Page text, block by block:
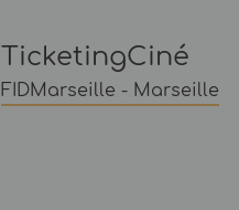
TicketingCiné
FIDMarseille - Marseille